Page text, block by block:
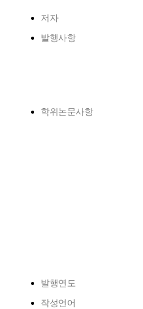
저자
발행사항
학위논문사항
발행연도
작성언어